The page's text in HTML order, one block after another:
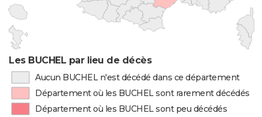
Les BUCHEL par lieu de décès
Aucun BUCHEL n'est décédé dans ce département
Département où les BUCHEL sont rarement décédés
Département où les BUCHEL sont peu décédés